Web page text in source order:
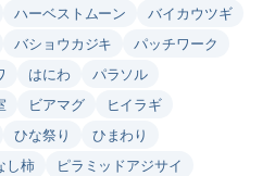
ハーベストムーン
バイカウツギ
バショウカジキ
パッチワーク
はにわ
パラソル
ビアマグ
ヒイラギ
ひな祭り
ひまわり
し柿
ピラミッドアジサイ